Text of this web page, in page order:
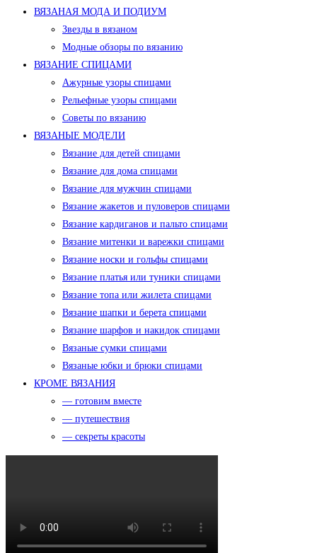
ВЯЗАНАЯ МОДА И ПОДИУМ
Звезды в вязаном
Модные обзоры по вязанию
ВЯЗАНИЕ СПИЦАМИ
Ажурные узоры спицами
Рельефные узоры спицами
Советы по вязанию
ВЯЗАНЫЕ МОДЕЛИ
Вязание для детей спицами
Вязание для дома спицами
Вязание для мужчин спицами
Вязание жакетов и пуловеров спицами
Вязание кардиганов и пальто спицами
Вязание митенки и варежки спицами
Вязание носки и гольфы спицами
Вязание платья или туники спицами
Вязание топа или жилета спицами
Вязание шапки и берета спицами
Вязание шарфов и накидок спицами
Вязаные сумки спицами
Вязаные юбки и брюки спицами
КРОМЕ ВЯЗАНИЯ
— готовим вместе
— путешествия
— секреты красоты